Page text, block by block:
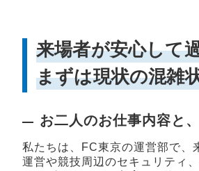
来場者が安心して
まずは現状の混雑
お二人のお仕事内容と
私たちは、FC東京の運営部で、
運営や競技周辺のセキュリティ